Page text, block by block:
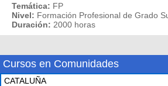
Temática: FP
Nivel: Formación Profesional de Grado
Duración: 2000 horas
Cursos en Comunidades
CATALUÑA